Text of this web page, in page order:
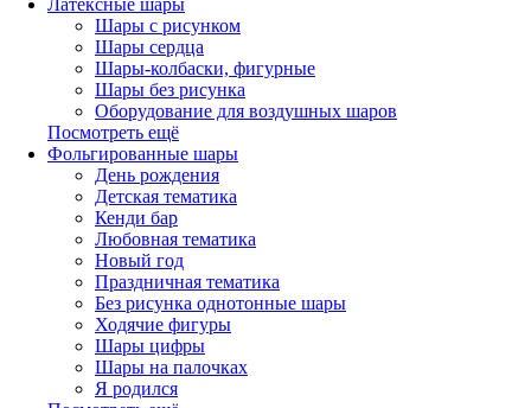
Шары с рисунком
Шары сердца
Шары-колбаски, фигурные
Шары без рисунка
Оборудование для воздушных шаров
Посмотреть ещё
Фольгированные шары
День рождения
Детская тематика
Кенди бар
Любовная тематика
Новый год
Праздничная тематика
Без рисунка однотонные шары
Ходячие фигуры
Шары цифры
Шары на палочках
Я родился